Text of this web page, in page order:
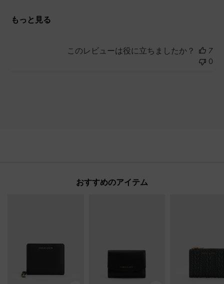
もっと見る
このレビューは役に立ちましたか？
7
0
おすすめのアイテム